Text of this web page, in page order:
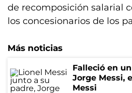
de recomposición salarial
los concesionarios de los
Más noticias
Falleció en
Jorge Messi,
Messi